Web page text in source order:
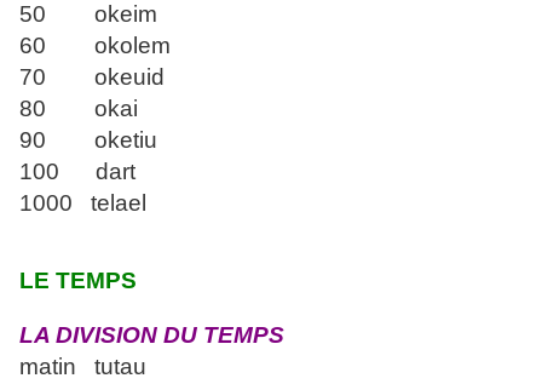
50 okeim
60 okolem
70 okeuid
80 okai
90 oketiu
100 dart
1000 telael
LE TEMPS
LA DIVISION DU TEMPS
matin tutau